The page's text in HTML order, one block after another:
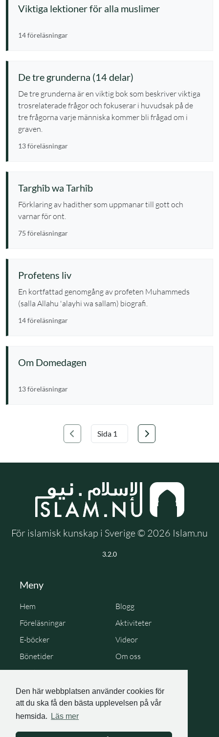
Den här webbplatsen använder cookies för
att du ska få den bästa upplevelsen på vår
hemsida.
Läs mer
Viktiga lektioner för alla muslimer
14 föreläsningar
De tre grunderna (14 delar)
De tre grunderna är en viktig bok som beskriver viktiga
trosrelaterade frågor och fokuserar i huvudsak på de
tre frågorna varje människa kommer bli frågad om i
graven.
13 föreläsningar
Targhîb wa Tarhîb
Förklaring av hadither som uppmanar till gott och
varnar för ont.
75 föreläsningar
Profetens liv
En kortfattad genomgång av profeten Muhammeds
(salla Allahu 'alayhi wa sallam) biografi.
14 föreläsningar
Om Domedagen
13 föreläsningar
Föregående
Välj sida
Nästa
För islamisk kunskap i Sverige © 2026 Islam.nu
3.2.0
Meny
Hem
Blogg
Föreläsningar
Aktiviteter
E-böcker
Videor
Bönetider
Om oss
Cookie Policy
Personuppgiftspolicy